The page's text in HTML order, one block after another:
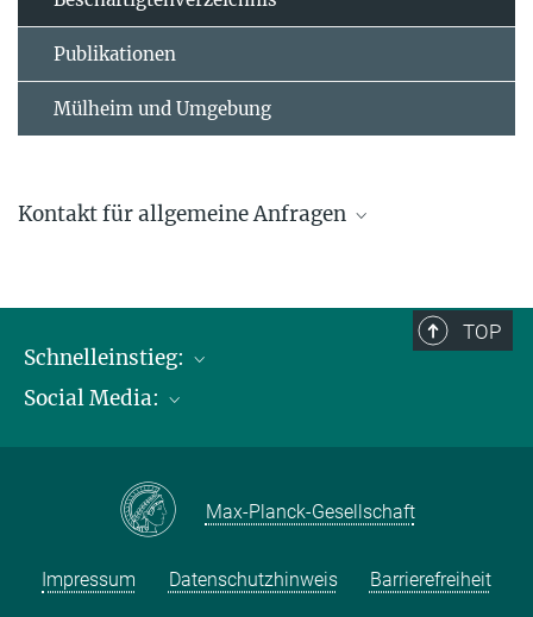
Publikationen
Mülheim und Umgebung
Kontakt für allgemeine Anfragen
TOP
Schnelleinstieg:
Publikationen
Kontakt und Anfahrtsbeschreibung
Social Media:
Max-Planck-Gesellschaft
Impressum Datenschutzhinweis Barrierefreiheit